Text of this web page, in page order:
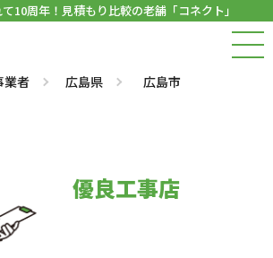
10周年！見積もり比較の老舗「コネクト」
業者 広島県 広島市
優良工事店